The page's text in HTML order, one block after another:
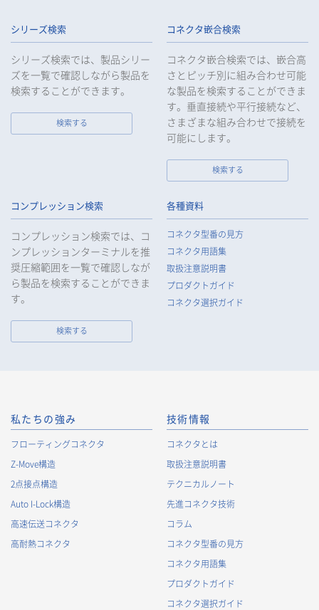
9. 当社は、個人情報の漏えい等の事故が発生した場合は、お客様
等の保護を最優先する考えのもと、被害を最小限にとどめるた
めに合理的な範囲で速やかに対応し、再発防止に向けた取り組
みを行います。
当社は、個人情報報保護のための管理体制および取り組みを継
続的に見直し、定期的に評価を実施し、その改善に努めてまい
ります。
個人情報の取得
当社は、当社サービスの提供にあたり、お客様等の氏名、住
所、電話番号、電子メールアドレス、勤務先情報（所属会社
名、所属部署名、役職、住所、電話（FAX）番号等）、性別、銀
行口座情報等の個人情報を取得します。当社は、適正に個人情
報を取得し、偽りその他不正の手段により取得することはいた
なお、当社は、Cookieおよびその他のトラッキング技術（例え
ばWebビーコン）を使用して、IPアドレス等の識別子を含む、
られる場合のCookie情報は、後掲及びCookieポリシーに従って
取り扱います。https://www.irisoele.com/jp/cookie/
2. 個人情報の利用目的
当社が取得する個人情報の利用目的は、次の通りです。当社
は、次の利用目的を、関連性を有すると合理的に認められる範
囲で変更することがあり、変更した場合には、変更された利用
お客様に対する当社製品のご案内のため
お客様に対するキャンペーン、イベント開催案内等の情報
シリーズ検索
シリーズ検索では、製品シリー
ズを一覧で確認しながら製品を
検索することができます。
検索する
コネクタ嵌合検索
コネクタ嵌合検索では、嵌合高
さとピッチ別に組み合わせ可能
な製品を検索することができま
す。垂直接続や平行接続など、
さまざまな組み合わせで接続を
可能にします。
検索する
コンプレッション検索
コンプレッション検索では、コ
ンプレッションターミナルを推
奨圧縮範囲を一覧で確認しなが
ら製品を検索することができま
す。
検索する
各種資料
コネクタ型番の見方
コネクタ用語集
取扱注意説明書
プロダクトガイド
コネクタ選択ガイド
私たちの強み
フローティングコネクタ
Z-Move構造
2点接点構造
Auto I-Lock構造
高速伝送コネクタ
高耐熱コネクタ
技術情報
コネクタとは
取扱注意説明書
テクニカルノート
先進コネクタ技術
コラム
コネクタ型番の見方
コネクタ用語集
プロダクトガイド
コネクタ選択ガイド